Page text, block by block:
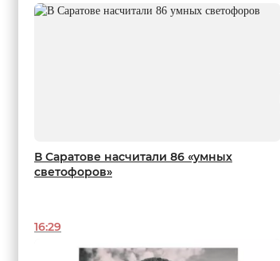
В Саратове насчитали 86 «умных
светофоров»
16:29